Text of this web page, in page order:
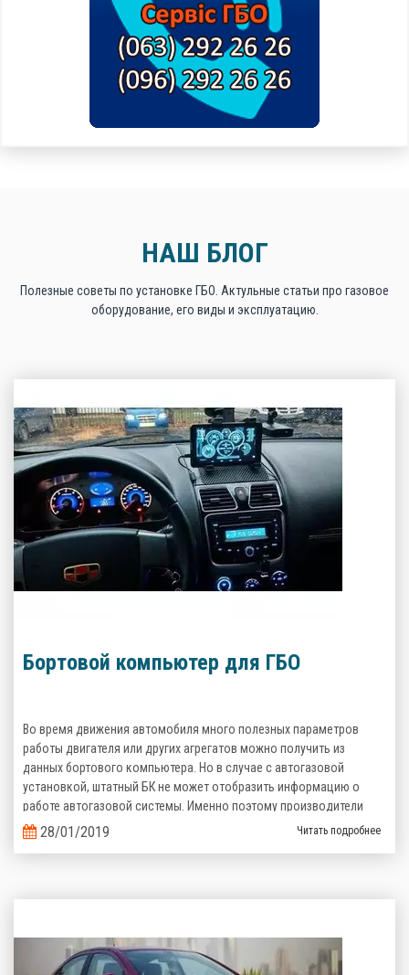
НАШ БЛОГ
Полезные советы по установке ГБО. Актульные статьи про газовое
оборудование, его виды и эксплуатацию.
Бортовой компьютер для ГБО
Во время движения автомобиля много полезных параметров
работы двигателя или других агрегатов можно получить из
данных бортового компьютера. Но в случае с автогазовой
установкой, штатный БК не может отобразить информацию о
работе автогазовой системы. Именно поэтому производители
газобаллонного оборудования предлагают альтернативные
варианты.
28/01/2019 Читать подробнее